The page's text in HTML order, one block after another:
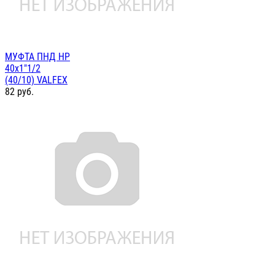
МУФТА ПНД НР
40х1"1/2
(40/10) VALFEX
82 руб.